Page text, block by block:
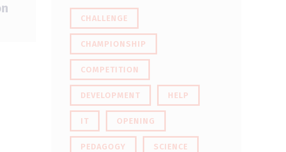
CHALLENGE
CHAMPIONSHIP
COMPETITION
DEVELOPMENT HELP
IT OPENING
PEDAGOGY SCIENCE